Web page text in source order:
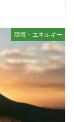
環境・エネルギー